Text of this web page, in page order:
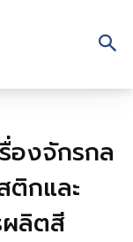
องจักรกล
ติกและ
ผลิตสี